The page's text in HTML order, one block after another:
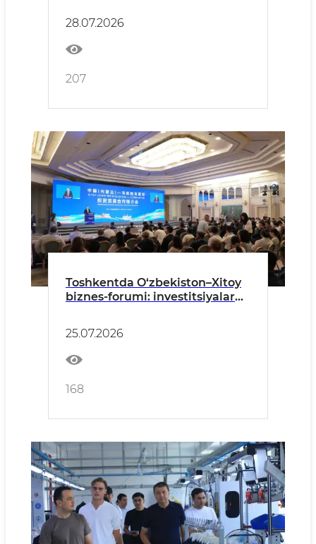
28.07.2026
207
Toshkentda O‘zbekiston–Xitoy
biznes-forumi: investitsiyalar
25.07.2026
168